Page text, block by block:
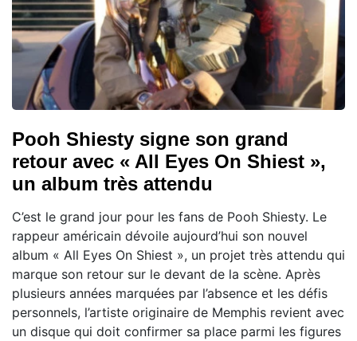
Pooh Shiesty signe son grand
retour avec « All Eyes On Shiest »,
un album très attendu
C’est le grand jour pour les fans de Pooh Shiesty. Le
rappeur américain dévoile aujourd’hui son nouvel
album « All Eyes On Shiest », un projet très attendu qui
marque son retour sur le devant de la scène. Après
plusieurs années marquées par l’absence et les défis
personnels, l’artiste originaire de Memphis revient avec
un disque qui doit confirmer sa place parmi les figures